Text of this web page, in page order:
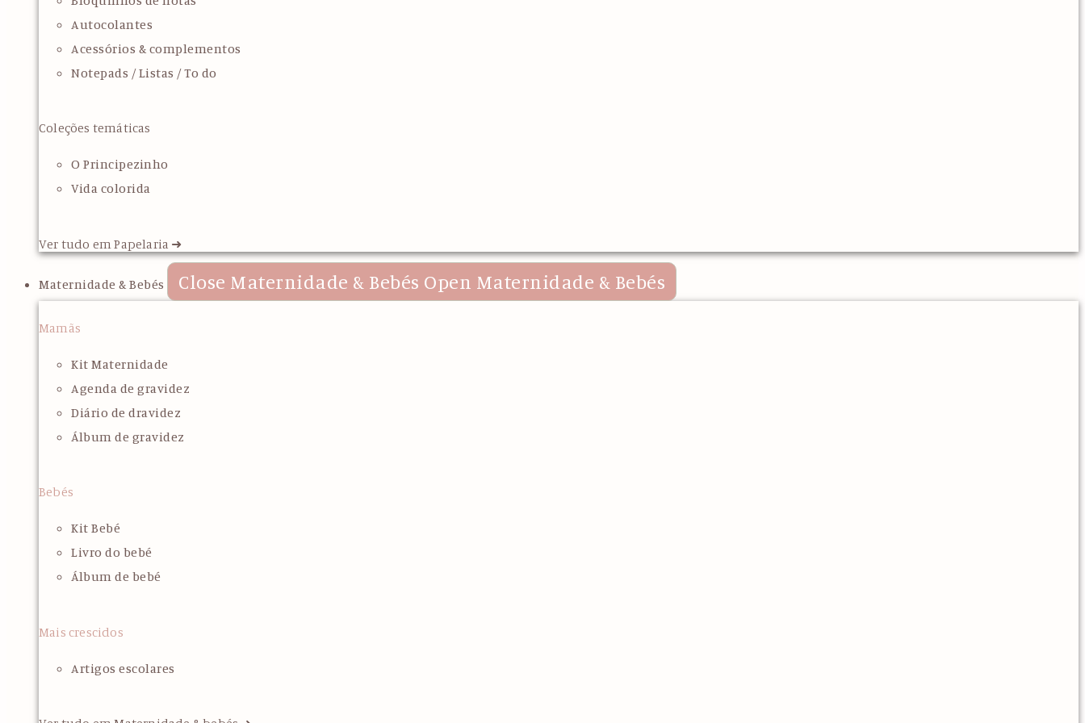
Autocolantes
Acessórios & complementos
Notepads / Listas / To do
Coleções temáticas
O Principezinho
Vida colorida
Ver tudo em Papelaria ➜
Maternidade & Bebés Close Maternidade & Bebés Open Maternidade & Bebés
Mamãs
Kit Maternidade
Agenda de gravidez
Diário de dravidez
Álbum de gravidez
Bebés
Kit Bebé
Livro do bebé
Álbum de bebé
Mais crescidos
Artigos escolares